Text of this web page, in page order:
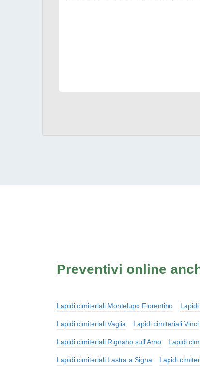
Preventivi online
Lapidi cimiteriali Montelupo Fiorentino
Lapidi cimiteriali Vaglia Lapidi cimiteriali Vinci
Lapidi cimiteriali Rignano sull'Arno Lapidi
Lapidi cimiteriali Lastra a Signa Lapidi